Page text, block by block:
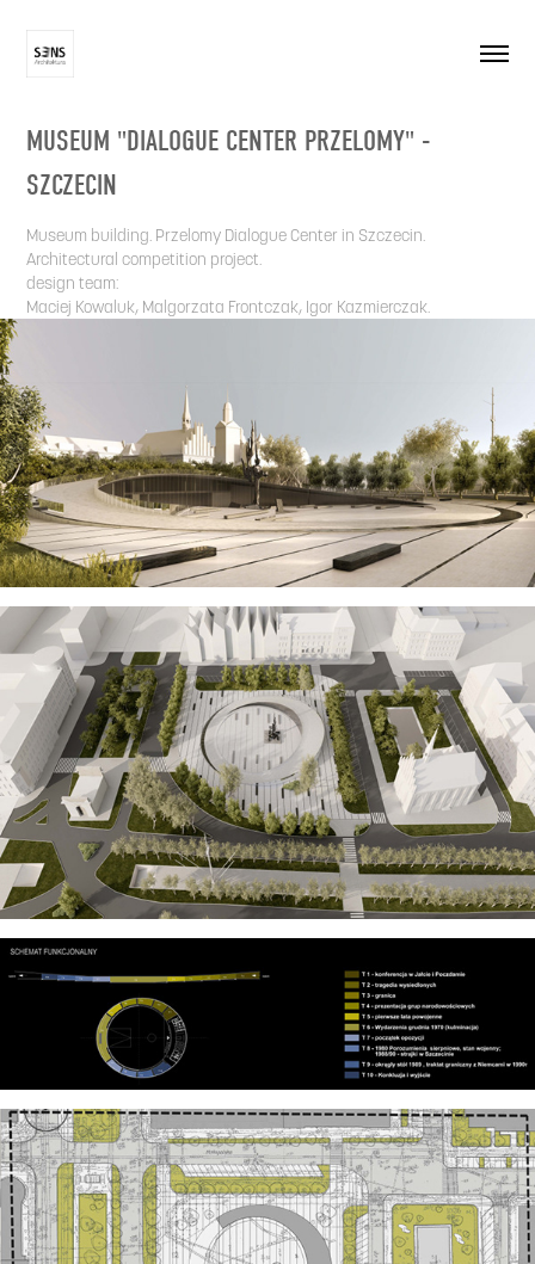
MUSEUM "DIALOGUE CENTER PRZELOMY" -
SZCZECIN
Museum building. Przelomy Dialogue Center in Szczecin.
Architectural competition project.
design team:
Maciej Kowaluk, Malgorzata Frontczak, Igor Kazmierczak.